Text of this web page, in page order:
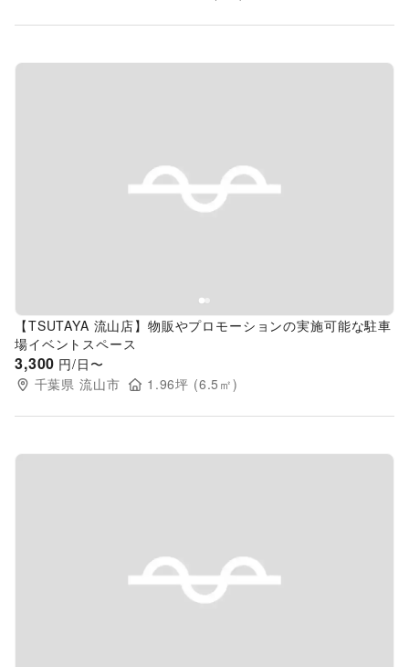
Previous slide
【TSUTAYA 流山店】物販やプロモーションの実施可能な駐車
場イベントスペース
3,300 円/日〜
千葉県 流山市 1.96坪 (6.5 ㎡)
Previous slide